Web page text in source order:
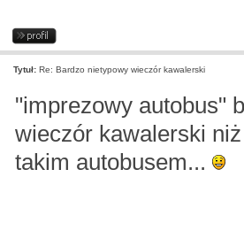
Tytuł: Re: Bardzo nietypowy wieczór kawalerski
"imprezowy autobus"
wieczór kawalerski
takim autobusem...